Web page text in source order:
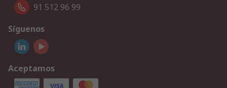
91 512 96 99
Síguenos
Aceptamos